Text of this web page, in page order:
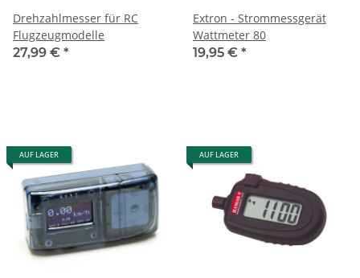
Drehzahlmesser für RC
Flugzeugmodelle
27,99 € *
Extron - Strommessgerät
Wattmeter 80
19,95 € *
AUF LAGER AUF LAGER